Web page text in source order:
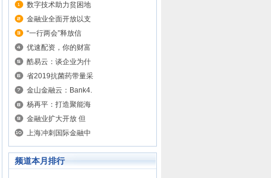
数字技术助力贫困地
金融业全面开放以支
“一行两会”释放信
优速配资，你的财富
酷易云：谈企业为什
省2019抗菌药带量采
金山金融云：Bank4.
杨再平：打造聚能海
金融业扩大开放 但
上海冲刺国际金融中
频道本月排行